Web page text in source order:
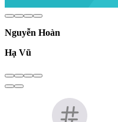
Nguyễn Hoàn
Hạ Vũ